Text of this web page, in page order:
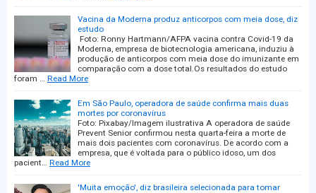
Vacina da Moderna produz anticorpos com meia dose, diz
estudo
Foto: Ronny Hartmann/AFPA vacina contra Covid-19 da
Moderna, empresa de biotecnologia americana, induziu à
produção de anticorpos com meia dose do imunizante em
comparação com a dose total.Os resultados do estudo
foram … Read More
Em São Paulo, operadora de saúde confirma mais duas
mortes por coronavírus
Foto: Pixabay/Imagem ilustrativa A operadora de saúde
Prevent Senior confirmou nesta quarta-feira a morte de
mais dois pacientes com coronavírus. De acordo com a
empresa, que é voltada para o público idoso, um dos
pacient… Read More
'Muita emoção', diz brasileira selecionada para tomar